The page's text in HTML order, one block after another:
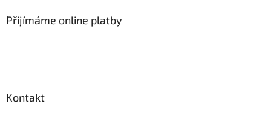
Přijímáme online platby
Kontakt